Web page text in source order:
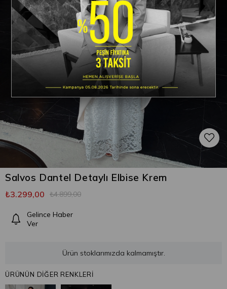
Salvos Dantel Detaylı Elbise Krem
₺4.899,00
₺3.299,00
Gelince Haber
Ver
Ürün stoklarımızda kalmamıştır.
ÜRÜNÜN DİĞER RENKLERİ